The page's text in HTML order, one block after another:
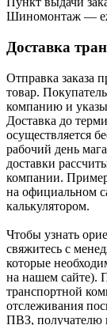
Шиномонтаж —
Доставка
Отправка заказа
товар.
компанию и
Доставка до
осуществляется
рабочий день
доставки
компании.
на официальном
калькулятором.
Чтобы узнать
свяжитесь с
которые
на нашем сайте).
транспортной
отслеживания
ПВЗ, получателю